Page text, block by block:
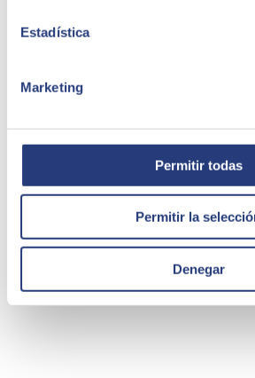
Estadística
Marketing
Permitir todas
Permitir la
Denegar
Esta versión de Android incorpora
por lo que, entre otras
Android 4.4 incluye la suite